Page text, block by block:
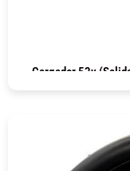
Cargador 52v